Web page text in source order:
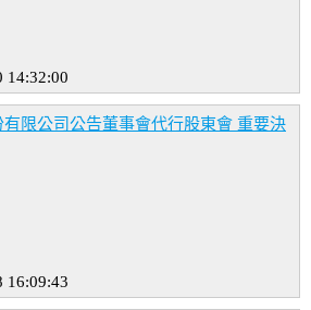
14:32:00
限公司公告董事會代行股東會 重要決
16:09:43